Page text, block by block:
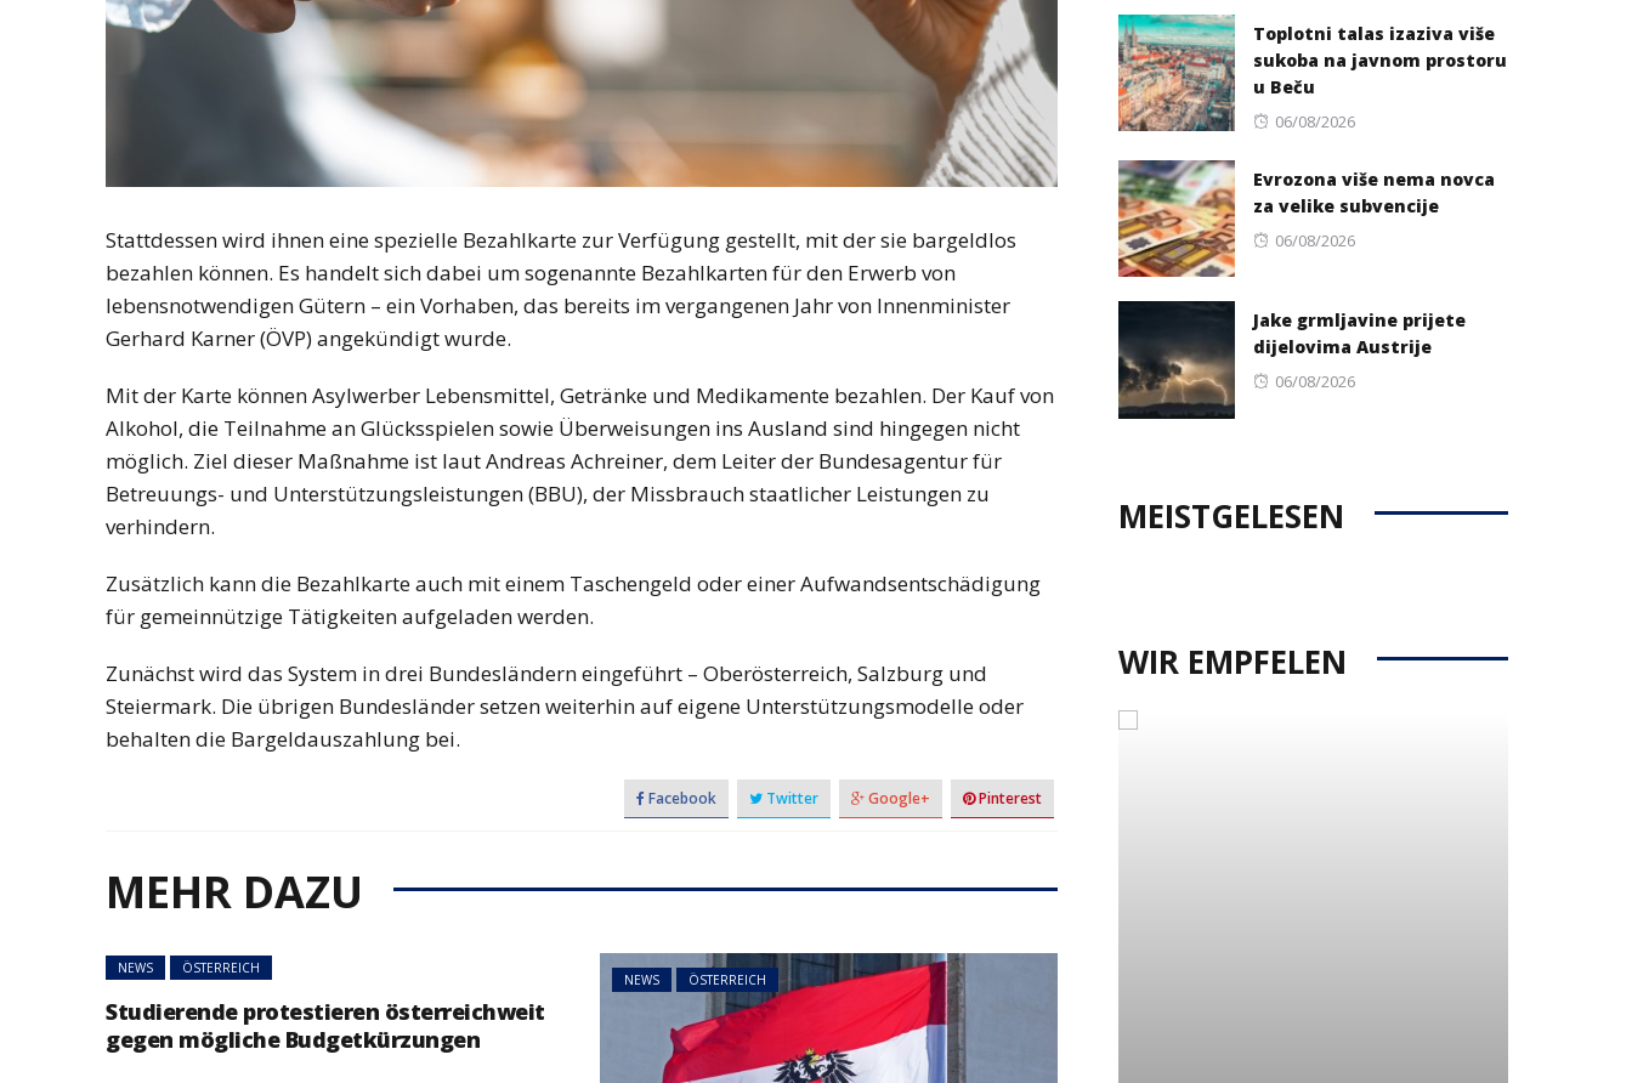
Stattdessen wird ihnen eine spezielle Bezahlkarte zur Verfügung gestellt, mit der sie bargeldlos
bezahlen können. Es handelt sich dabei um sogenannte Bezahlkarten für den Erwerb von
lebensnotwendigen Gütern – ein Vorhaben, das bereits im vergangenen Jahr von Innenminister
Gerhard Karner (ÖVP) angekündigt wurde.
Mit der Karte können Asylwerber Lebensmittel, Getränke und Medikamente bezahlen. Der Kauf von
Alkohol, die Teilnahme an Glücksspielen sowie Überweisungen ins Ausland sind hingegen nicht
möglich. Ziel dieser Maßnahme ist laut Andreas Achreiner, dem Leiter der Bundesagentur für
Betreuungs- und Unterstützungsleistungen (BBU), der Missbrauch staatlicher Leistungen zu
verhindern.
Zusätzlich kann die Bezahlkarte auch mit einem Taschengeld oder einer Aufwandsentschädigung
für gemeinnützige Tätigkeiten aufgeladen werden.
Zunächst wird das System in drei Bundesländern eingeführt – Oberösterreich, Salzburg und
Steiermark. Die übrigen Bundesländer setzen weiterhin auf eigene Unterstützungsmodelle oder
behalten die Bargeldauszahlung bei.
Facebook Twitter Google+ Pinterest
MEHR DAZU
NEWS ÖSTERREICH
Studierende protestieren österreichweit
gegen mögliche Budgetkürzungen
NEWS ÖSTERREICH
Toplotni talas izaziva više
sukoba na javnom prostoru
u Beču
Posted
06/08/2026
Evrozona više nema novca
za velike subvencije
Posted
06/08/2026
Jake grmljavine prijete
dijelovima Austrije
Posted
06/08/2026
MEISTGELESEN
WIR EMPFELEN